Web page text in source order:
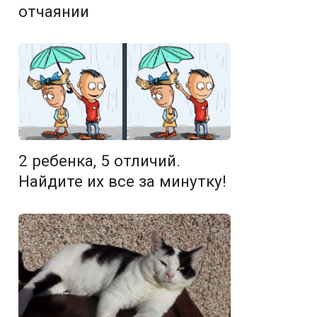
отчаянии
2 ребенка, 5 отличий.
Найдите их все за минутку!